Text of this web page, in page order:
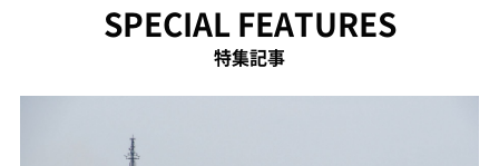
SPECIAL FEATURES
特集記事